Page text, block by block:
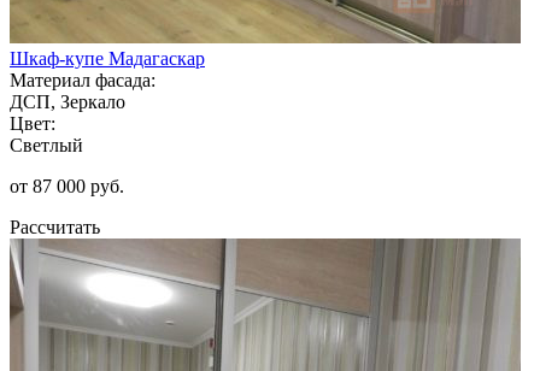
Шкаф-купе Мадагаскар
Материал фасада:
ДСП, Зеркало
Цвет:
Светлый
от 87 000 руб.
Рассчитать